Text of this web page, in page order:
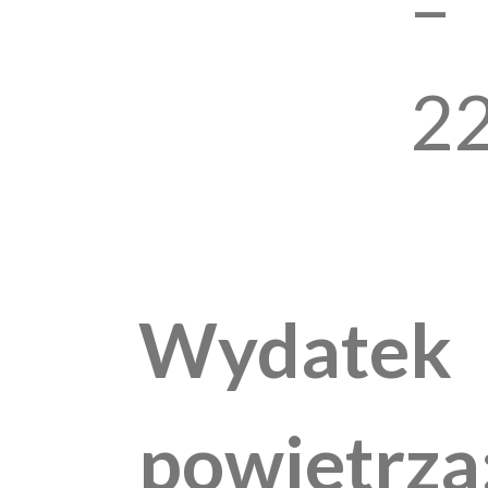
Wydatek